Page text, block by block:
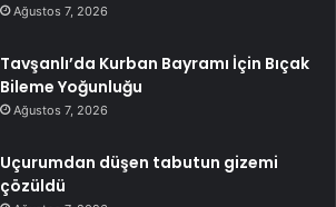
Ağustos 7, 2026
Tavşanlı’da Kurban Bayramı İçin Bıçak
Bileme Yoğunluğu
Ağustos 7, 2026
Uçurumdan düşen tabutun gizemi
çözüldü